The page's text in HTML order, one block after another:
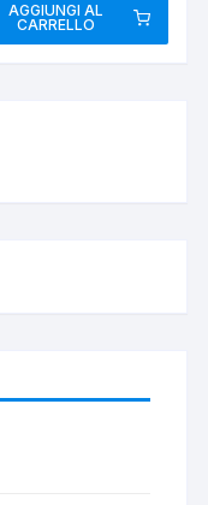
AGGIUNGI AL
CARRELLO